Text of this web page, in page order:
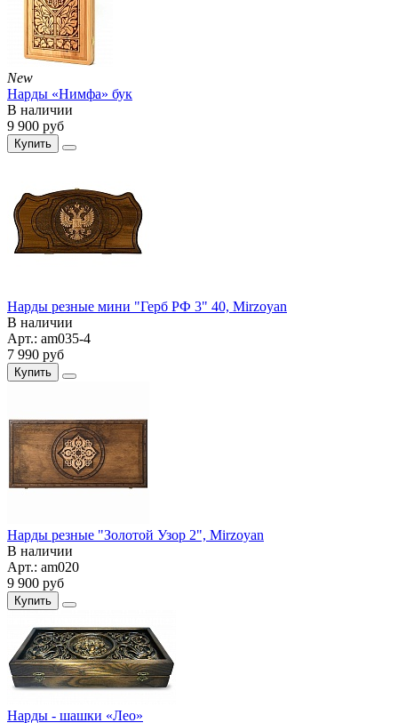
New
Нарды «Нимфа» бук
В наличии
9 900 руб
Купить
Нарды резные мини "Герб РФ 3" 40, Mirzoyan
В наличии
Арт.: am035-4
7 990 руб
Купить
Нарды резные "Золотой Узор 2", Mirzoyan
В наличии
Арт.: am020
9 900 руб
Купить
Нарды - шашки «Лео»